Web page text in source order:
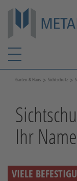
Garten & Haus > Sichtschutz >
Ihr Name
VIELE